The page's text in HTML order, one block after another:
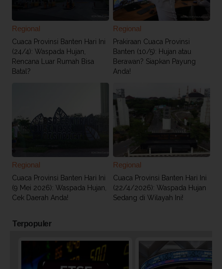
Regional
Cuaca Provinsi Banten Hari Ini
(24/4): Waspada Hujan,
Rencana Luar Rumah Bisa
Batal?
Regional
Prakiraan Cuaca Provinsi
Banten (10/5): Hujan atau
Berawan? Siapkan Payung
Anda!
Regional
Cuaca Provinsi Banten Hari Ini
(9 Mei 2026): Waspada Hujan,
Cek Daerah Anda!
Regional
Cuaca Provinsi Banten Hari Ini
(22/4/2026): Waspada Hujan
Sedang di Wilayah Ini!
Terpopuler